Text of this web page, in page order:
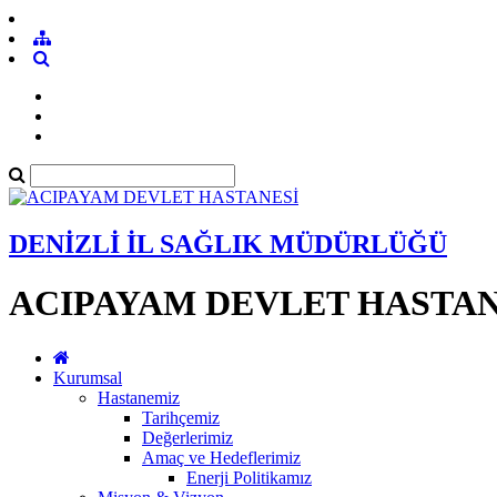
DENİZLİ İL SAĞLIK MÜDÜRLÜĞÜ
ACIPAYAM DEVLET
Kurumsal
Hastanemiz
Tarihçemiz
Değerlerimiz
Amaç ve Hedeflerimiz
Enerji Politikamız